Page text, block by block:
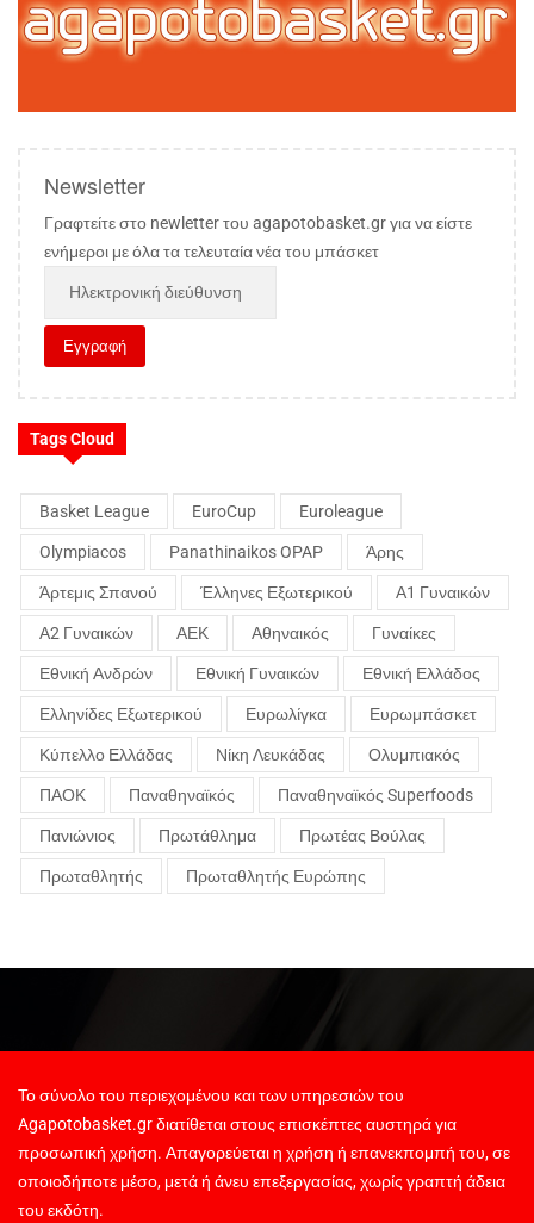
Newsletter
Γραφτείτε στο newletter του agapotobasket.gr για να είστε
ενήμεροι με όλα τα τελευταία νέα του μπάσκετ
Tags Cloud
Basket League EuroCup Euroleague
Olympiacos Panathinaikos OPAP Άρης
Άρτεμις Σπανού Έλληνες Εξωτερικού Α1 Γυναικών
Α2 Γυναικών ΑΕΚ Αθηναικός Γυναίκες
Εθνική Ανδρών Εθνική Γυναικών Εθνική Ελλάδος
Ελληνίδες Εξωτερικού Ευρωλίγκα Ευρωμπάσκετ
Κύπελλο Ελλάδας Νίκη Λευκάδας Ολυμπιακός
ΠΑΟΚ Παναθηναϊκός Παναθηναϊκός Superfoods
Πανιώνιος Πρωτάθλημα Πρωτέας Βούλας
Πρωταθλητής Πρωταθλητής Ευρώπης
Το σύνολο του περιεχομένου και των υπηρεσιών του
Agapotobasket.gr διατίθεται στους επισκέπτες αυστηρά για
προσωπική χρήση. Απαγορεύεται η χρήση ή επανεκπομπή του, σε
οποιοδήποτε μέσο, μετά ή άνευ επεξεργασίας, χωρίς γραπτή άδεια
του εκδότη.